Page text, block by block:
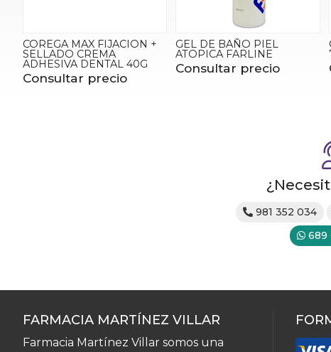
COREGA MAX FIJACION +
SELLADO CREMA
ADHESIVA DENTAL 40G
Consultar precio
GEL DE BAÑO PIEL
ATOPICA FARLINE
Consultar precio
981 352 034
689
FARMACIA MARTÍNEZ VILLAR
Farmacia Martínez Villar somos una